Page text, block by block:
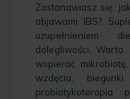
Zastanawiasz się,
objawami IBS?
uzupełnieniem
dolegliwości.
wspierać
wzdęcia,
probiotykoterapia